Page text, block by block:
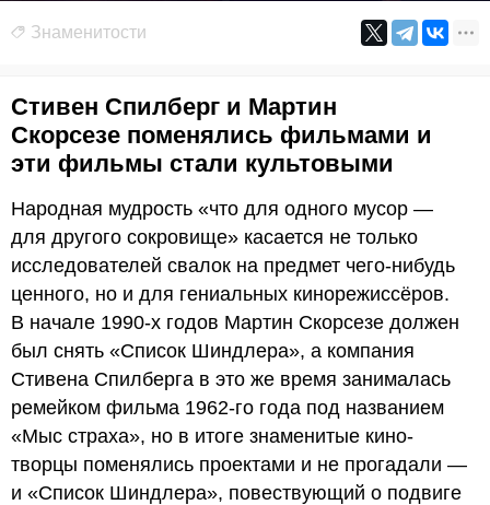
Знаменитости
Стивен Спилберг и Мартин
Скорсезе поменялись фильмами и
эти фильмы стали культовыми
Народная мудрость «что для одного мусор —
для другого сокровище» касается не только
исследователей свалок на предмет чего-нибудь
ценного, но и для гениальных кинорежиссёров.
В начале 1990-х годов Мартин Скорсезе должен
был снять «Список Шиндлера», а компания
Стивена Спилберга в это же время занималась
ремейком фильма 1962-го года под названием
«Мыс страха», но в итоге знаменитые кино-
творцы поменялись проектами и не прогадали —
и «Список Шиндлера», повествующий о подвиге